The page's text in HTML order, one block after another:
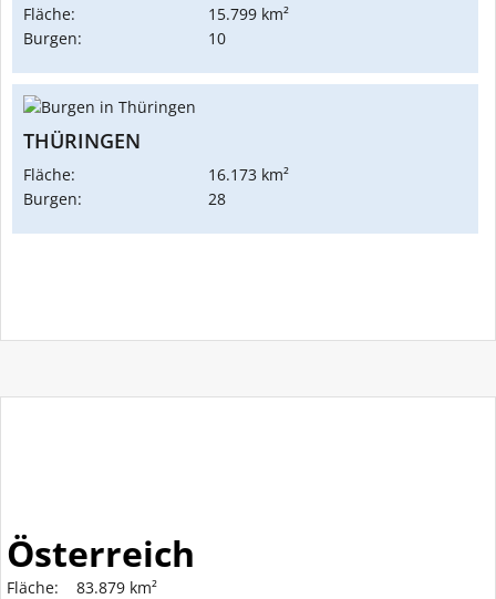
Fläche:
15.799 km²
Burgen:
10
THÜRINGEN
Fläche:
16.173 km²
Burgen:
28
Österreich
Fläche: 83.879 km²